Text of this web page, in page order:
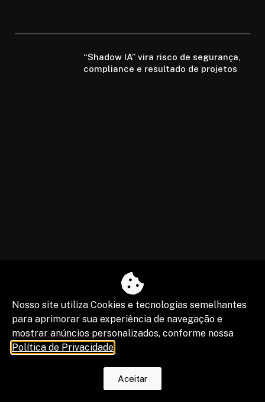
“Shadow IA” vira risco de segurança,
compliance e resultado de projetos
Nosso site utiliza Cookies e tecnologias semelhantes
para aprimorar sua experiência de navegação e
mostrar anúncios personalizados, conforme nossa
Política de Privacidade
Aceitar